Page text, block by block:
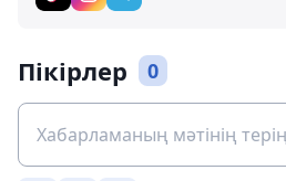
Пікірлер 0